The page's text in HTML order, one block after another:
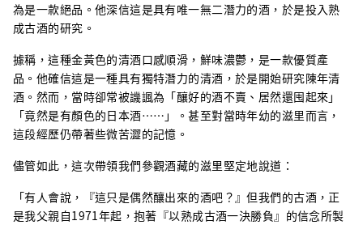
為是一款絕品。他深信這是具有唯一無二潛力的酒，於是投入熟
成古酒的研究。
據稱，這種金黃色的清酒口感順滑，鮮味濃鬱，是一款優質產
品。他確信這是一種具有獨特潛力的清酒，於是開始研究陳年清
酒。然而，當時卻常被譏諷為「釀好的酒不賣、居然還囤起來」
「竟然是有顏色的日本酒……」。甚至對當時年幼的滋里而言，
這段經歷仍帶著些微苦澀的記憶。
儘管如此，這次帶領我們參觀酒藏的滋里堅定地說道：
「有人會說，『這只是偶然釀出來的酒吧？』但我們的古酒，正
是我父親自1971年起，抱著『以熟成古酒一決勝負』的信念所製